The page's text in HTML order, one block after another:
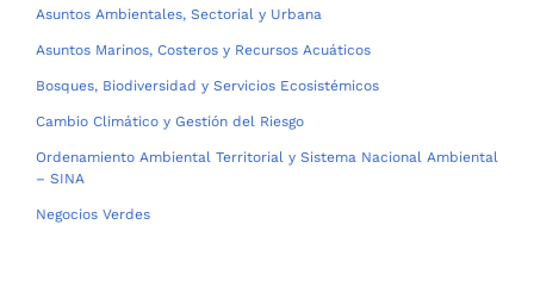
Asuntos Ambientales, Sectorial y Urbana
Asuntos Marinos, Costeros y Recursos Acuáticos
Bosques, Biodiversidad y Servicios Ecosistémicos
Cambio Climático y Gestión del Riesgo
Ordenamiento Ambiental Territorial y Sistema Nacional Ambiental
– SINA
Negocios Verdes